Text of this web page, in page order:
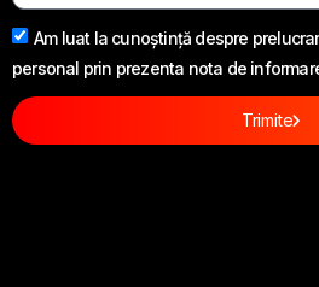
Am luat la cunoștință despre
personal prin prezenta nota de
Trimite